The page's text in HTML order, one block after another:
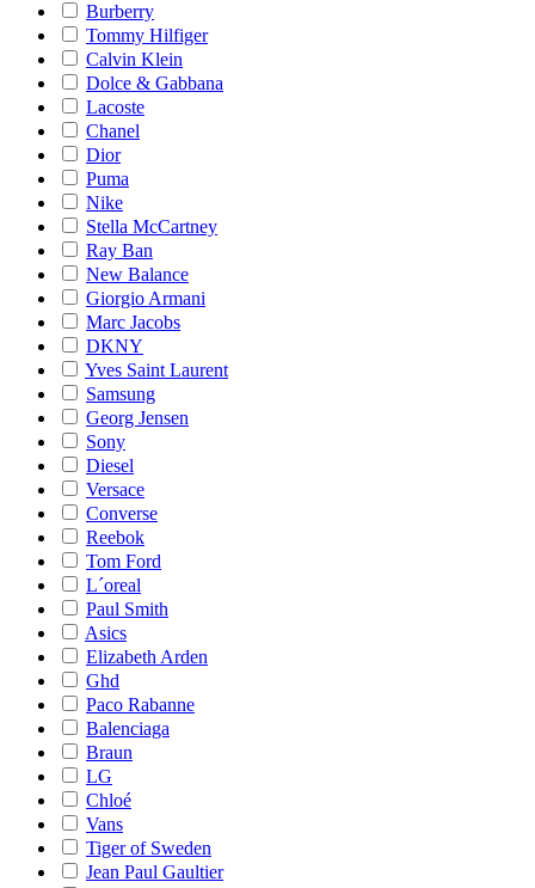
Burberry
Tommy Hilfiger
Calvin Klein
Dolce & Gabbana
Lacoste
Chanel
Dior
Puma
Nike
Stella McCartney
Ray Ban
New Balance
Giorgio Armani
Marc Jacobs
DKNY
Yves Saint Laurent
Samsung
Georg Jensen
Sony
Diesel
Versace
Converse
Reebok
Tom Ford
L´oreal
Paul Smith
Asics
Elizabeth Arden
Ghd
Paco Rabanne
Balenciaga
Braun
LG
Chloé
Vans
Tiger of Sweden
Jean Paul Gaultier